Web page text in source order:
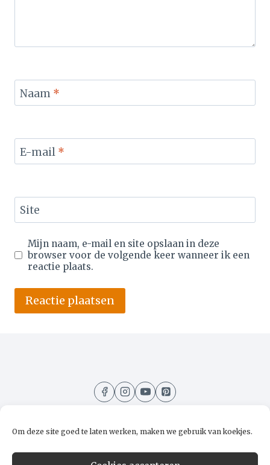
Om deze site goed te laten werken, maken we gebruik van koekjes.
Naam *
E-mail *
Site
Mijn naam, e-mail en site opslaan in deze
browser voor de volgende keer wanneer ik een
reactie plaats.